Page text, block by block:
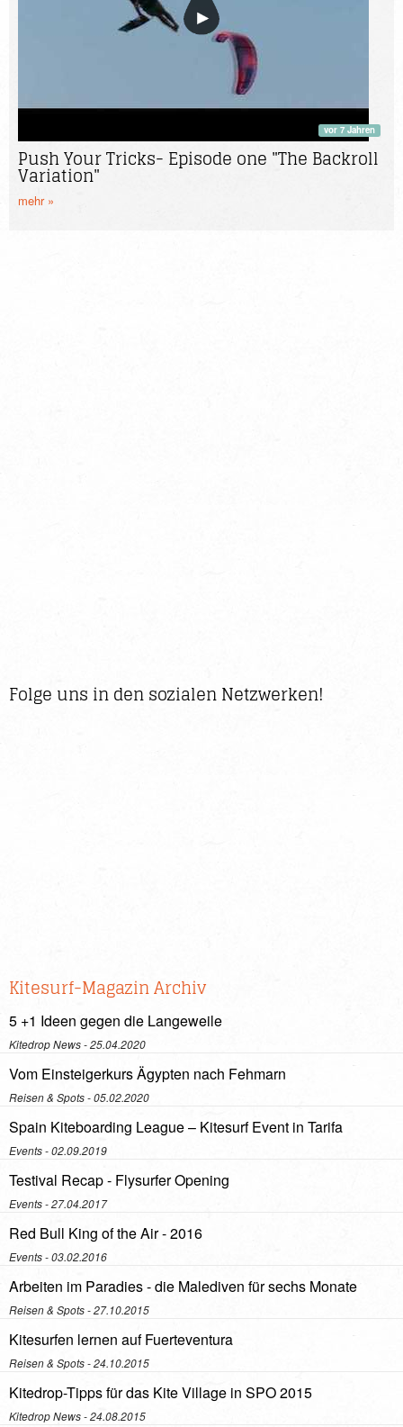
vor 7 Jahren
Push Your Tricks- Episode one "The Backroll
Variation"
mehr »
Folge uns in den sozialen Netzwerken!
Kitesurf-Magazin Archiv
5 +1 Ideen gegen die Langeweile
Kitedrop News- 25.04.2020
Vom Einsteigerkurs Ägypten nach Fehmarn
Reisen & Spots- 05.02.2020
Spain Kiteboarding League – Kitesurf Event in Tarifa
Events- 02.09.2019
Testival Recap - Flysurfer Opening
Events- 27.04.2017
Red Bull King of the Air - 2016
Events- 03.02.2016
Arbeiten im Paradies - die Malediven für sechs Monate
Reisen & Spots- 27.10.2015
Kitesurfen lernen auf Fuerteventura
Reisen & Spots- 24.10.2015
Kitedrop-Tipps für das Kite Village in SPO 2015
Kitedrop News- 24.08.2015